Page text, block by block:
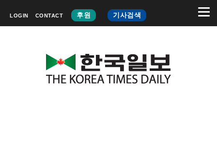
LOGIN CONTACT 후원 기사검색